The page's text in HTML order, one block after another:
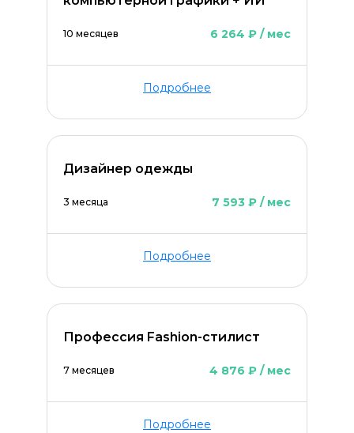
10 месяцев 6 264 ₽ / мес
Подробнее
Дизайнер одежды
3 месяца 7 593 ₽ / мес
Подробнее
Профессия Fashion-стилист
7 месяцев 4 876 ₽ / мес
Подробнее
ОСТАВИТЬ КОММЕНТАРИЙ